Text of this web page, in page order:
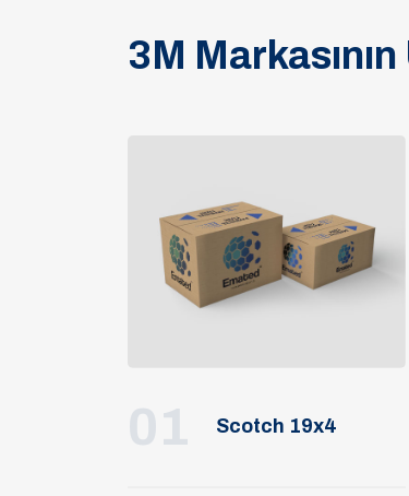
3M
01 Scotch 19x4